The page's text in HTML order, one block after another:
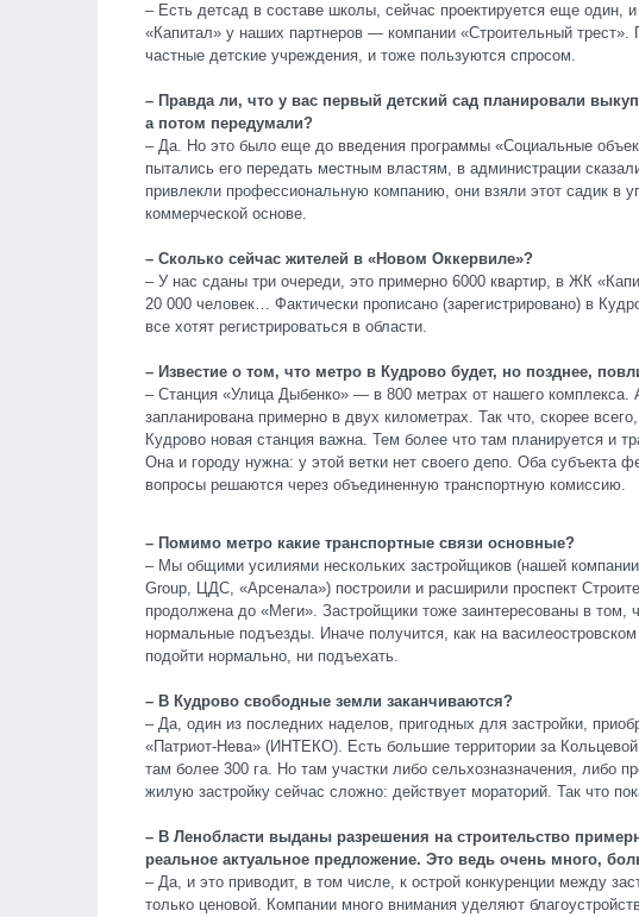
– Есть детсад в составе школы, сейчас проектируется еще один,
«Капитал» у наших партнеров — компании «Строительный
частные детские учреждения, и тоже пользуются спросом.
– Правда ли, что у вас первый детский сад планировали
а потом передумали?
– Да. Но это было еще до введения программы «Социальные
пытались его передать местным властям, в администрации
привлекли профессиональную компанию, они взяли этот садик в
коммерческой основе.
– Сколько сейчас жителей в «Новом Оккервиле»?
– У нас сданы три очереди, это примерно 6000 квартир, в ЖК
20 000 человек… Фактически прописано (зарегистрировано) в
все хотят регистрироваться в области.
– Известие о том, что метро в Кудрово будет, но позднее,
– Станция «Улица Дыбенко» — в 800 метрах от нашего комплекса.
запланирована примерно в двух километрах. Так что, скорее
Кудрово новая станция важна. Тем более что там планируется и
Она и городу нужна: у этой ветки нет своего депо. Оба субъекта
вопросы решаются через объединенную транспортную комиссию.
– Помимо метро какие транспортные связи основные?
– Мы общими усилиями нескольких застройщиков (нашей
Group, ЦДС, «Арсенала») построили и расширили проспект
продолжена до «Меги». Застройщики тоже заинтересованы в том,
нормальные подъезды. Иначе получится, как на
подойти нормально, ни подъехать.
– В Кудрово свободные земли заканчиваются?
– Да, один из последних наделов, пригодных для застройки,
«Патриот-Нева» (ИНТЕКО). Есть большие территории за
там более 300 га. Но там участки либо сельхозназначения, либо
жилую застройку сейчас сложно: действует мораторий. Так что
– В Ленобласти выданы разрешения на строительство
реальное актуальное предложение. Это ведь очень много,
– Да, и это приводит, в том числе, к острой конкуренции между
только ценовой. Компании много внимания уделяют